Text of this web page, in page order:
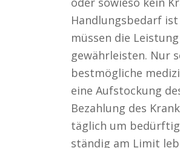
Handlungsbedarf
müssen die
gewährleisten. Nur
bestmögliche
eine Aufstockung
Bezahlung des
täglich um
ständig am Limit